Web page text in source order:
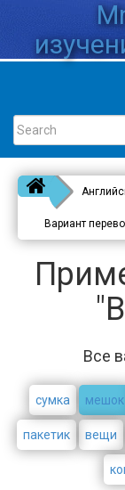
Вариант
Все
сумка мешок
пакетик вещи